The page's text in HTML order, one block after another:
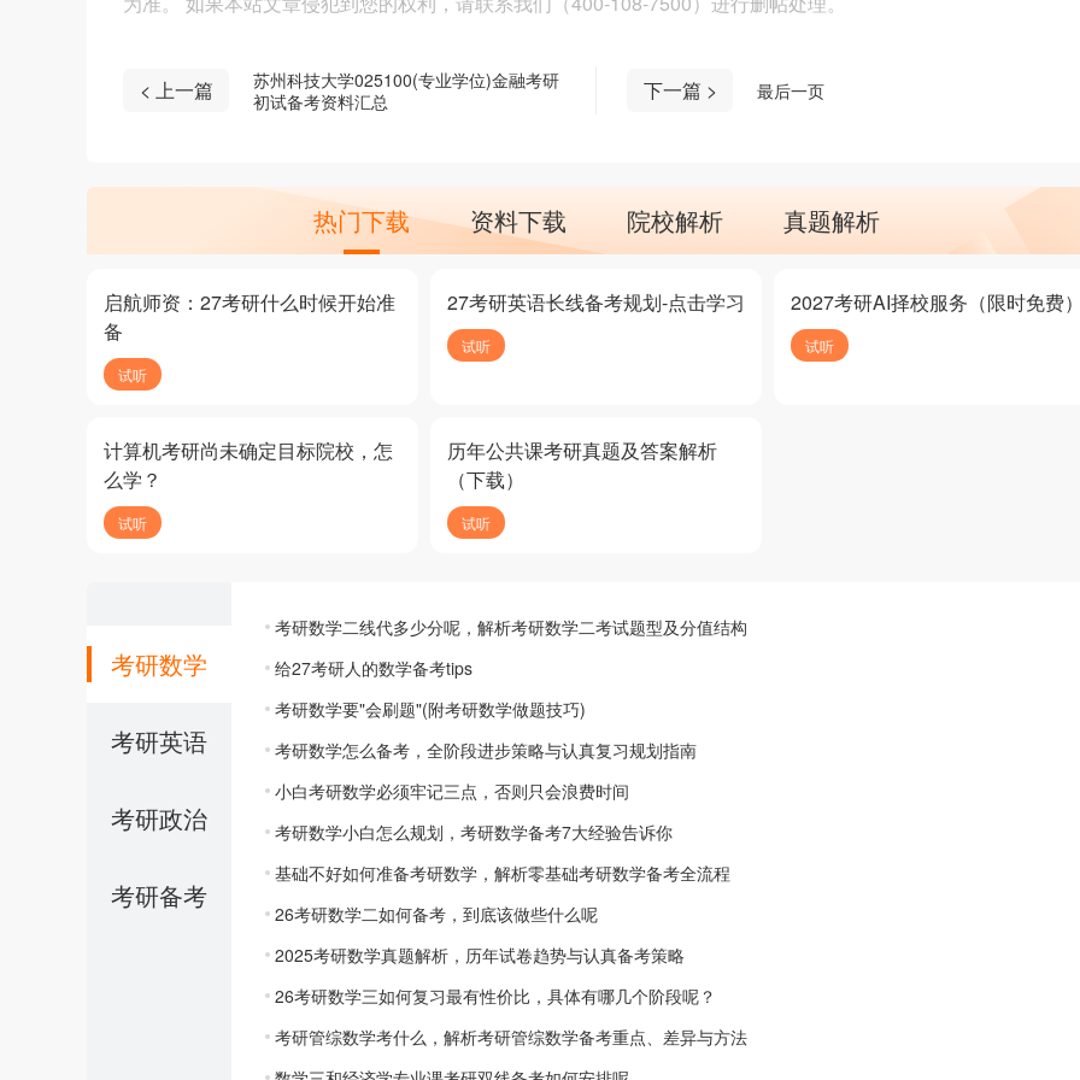
< 上一篇
苏州科技大学025100(专业学位)金融考研
初试备考资料汇总
下一篇 > 最后一页
热门下载 资料下载 院校解析 真题解析
启航师资：27考研什么时候开始准
备
试听
27考研英语长线备考规划-点击学习
试听
2027考研AI择校服务（限时免费
试听
计算机考研尚未确定目标院校，怎
么学？
试听
历年公共课考研真题及答案解析
（下载）
试听
考研数学
考研英语
考研政治
考研备考
考研数学二线代多少分呢，解析考研数学二考试题型及分值结构
给27考研人的数学备考tips
考研数学要"会刷题"(附考研数学做题技巧)
考研数学怎么备考，全阶段进步策略与认真复习规划指南
小白考研数学必须牢记三点，否则只会浪费时间
考研数学小白怎么规划，考研数学备考7大经验告诉你
基础不好如何准备考研数学，解析零基础考研数学备考全流程
26考研数学二如何备考，到底该做些什么呢
2025考研数学真题解析，历年试卷趋势与认真备考策略
26考研数学三如何复习最有性价比，具体有哪几个阶段呢？
考研管综数学考什么，解析考研管综数学备考重点、差异与方法